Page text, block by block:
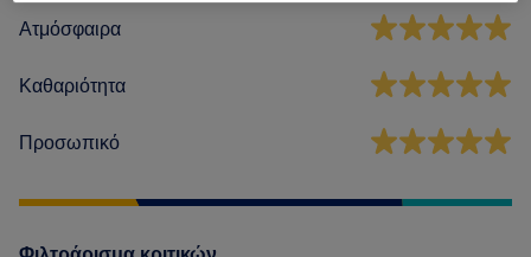
Ατμόσφαιρα
Καθαριότητα
Προσωπικό